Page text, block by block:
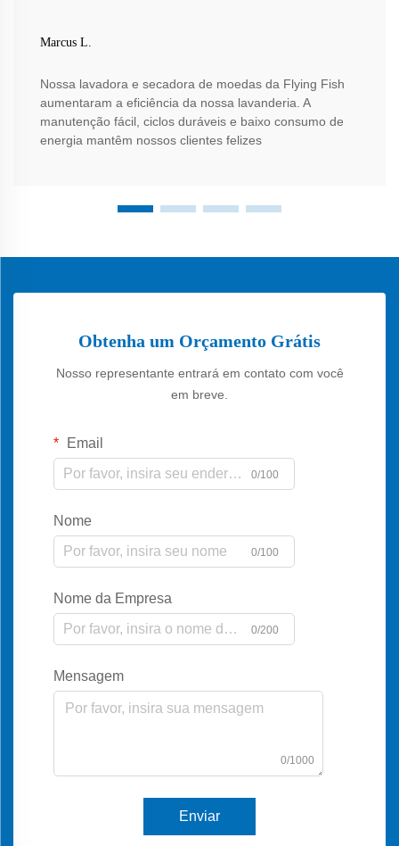
Marcus L.
Nossa lavadora e secadora de moedas da Flying Fish
aumentaram a eficiência da nossa lavanderia. A
manutenção fácil, ciclos duráveis e baixo consumo de
energia mantêm nossos clientes felizes
Obtenha um Orçamento Grátis
Nosso representante entrará em contato com você
em breve.
Email
0/100
Nome
0/100
Nome da Empresa
0/200
Mensagem
0/1000
Enviar